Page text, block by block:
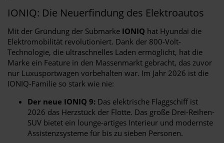
IONIQ: Die Neuerfindung des Elektroautos
Mit der Gründung der Submarke IONIQ hat Hyundai die
Elektromobilität revolutioniert. Dank der 800-Volt-
Technologie, die ultraschnelles Laden ermöglicht, hat die
Marke ein Feature in den Massenmarkt gebracht, das zuvor
nur Luxusportwagen vorbehalten war. Im Jahr 2026 ist die
IONIQ-Familie so stark wie nie:
Der neue IONIQ 9: Das elektrische Flaggschiff ist
2026 das Herzstück der Flotte. Das große Drei-Reihen-
SUV bietet ein lounge-artiges Interieur und modernste
Assistenzsysteme für bis zu sieben Personen.